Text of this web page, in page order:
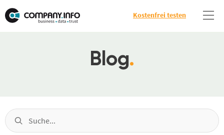
Kostenfrei testen
Blog.